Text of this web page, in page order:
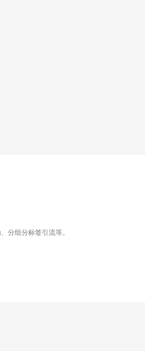
分组分标签引流等。